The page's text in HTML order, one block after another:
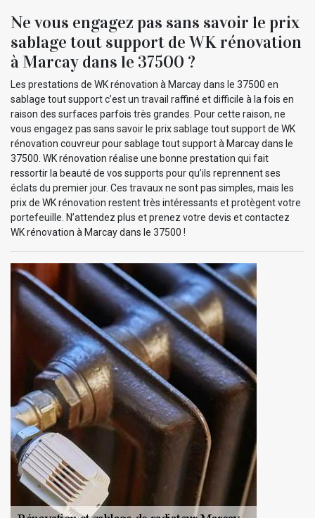
Ne vous engagez pas sans savoir le prix
sablage tout support de WK rénovation
à Marcay dans le 37500 ?
Les prestations de WK rénovation à Marcay dans le 37500 en
sablage tout support c’est un travail raffiné et difficile à la fois en
raison des surfaces parfois très grandes. Pour cette raison, ne
vous engagez pas sans savoir le prix sablage tout support de WK
rénovation couvreur pour sablage tout support à Marcay dans le
37500. WK rénovation réalise une bonne prestation qui fait
ressortir la beauté de vos supports pour qu’ils reprennent ses
éclats du premier jour. Ces travaux ne sont pas simples, mais les
prix de WK rénovation restent très intéressants et protègent votre
portefeuille. N’attendez plus et prenez votre devis et contactez
WK rénovation à Marcay dans le 37500 !